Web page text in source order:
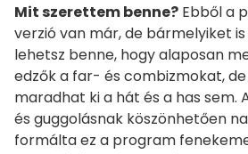
Mit szerettem benne? Ebből a
verzió van már, de bármelyiket
lehetsz benne, hogy alaposan
edzők a far- és combizmokat,
maradhat ki a hát és a has sem.
és guggolásnak köszönhetően
formálta ez a program